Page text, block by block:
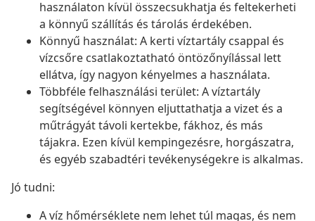
használaton kívül összecsukhatja és feltekerheti
a könnyű szállítás és tárolás érdekében.
Könnyű használat: A kerti víztartály csappal és
vízcsőre csatlakoztatható öntözőnyílással lett
ellátva, így nagyon kényelmes a használata.
Többféle felhasználási terület: A víztartály
segítségével könnyen eljuttathatja a vizet és a
műtrágyát távoli kertekbe, fákhoz, és más
tájakra. Ezen kívül kempingezésre, horgászatra,
és egyéb szabadtéri tevékenységekre is alkalmas.
Jó tudni:
A víz hőmérséklete nem lehet túl magas, és nem